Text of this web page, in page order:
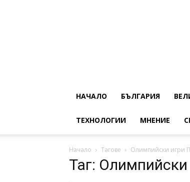
НАЧАЛО БЪЛГАРИЯ
ТЕХНОЛОГИИ МНЕНИЕ
Начало Тагове Олимпийски игри
Таг: